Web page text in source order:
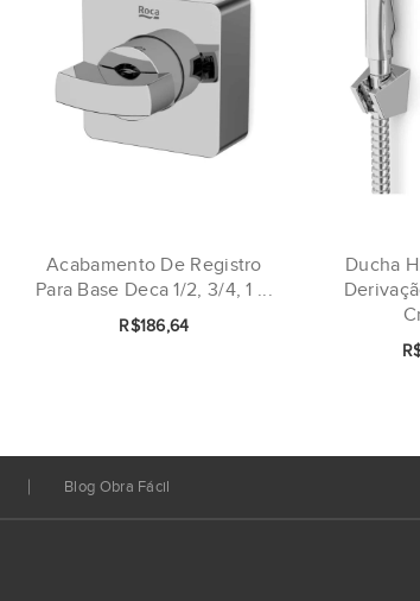
Acabamento De Registro
Para Base Deca 1/2, 3/4, 1 ...
R$186,64
Ducha
Blog Obra Fácil